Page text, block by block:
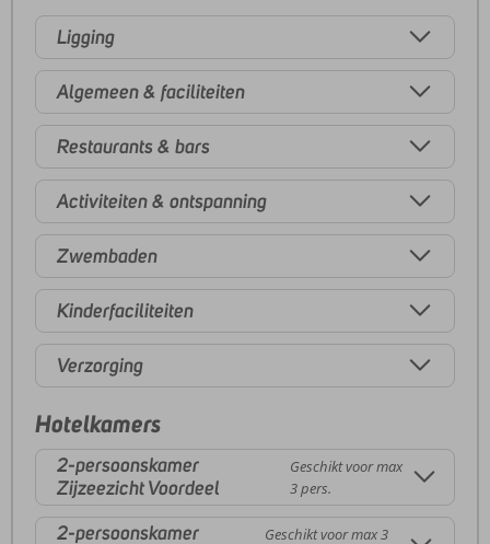
Ligging
Algemeen & faciliteiten
Restaurants & bars
Activiteiten & ontspanning
Zwembaden
Kinderfaciliteiten
Verzorging
Hotelkamers
2-persoonskamer
Zijzeezicht Voordeel
Geschikt voor max
3 pers.
2-persoonskamer
Geschikt voor max 3